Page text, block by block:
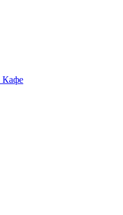
Кафе